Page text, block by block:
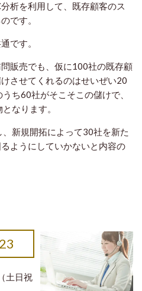
析を利用して、既存顧客のス
です。
です。
販売でも、仮に100社の既存顧
させてくれるのはせいぜい20
ち60社がそこそこの儲けで、
なります。
新規開拓によって30社を新た
ようにしていかないと内容の
土日祝